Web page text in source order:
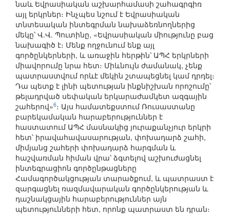
նաև Եվրասիական աշխարհամասի շահագրգիռ
այլ երկրներ։ Ինչպես նշում է Եվրասիական
տնտեսական ինտեգրման նախաձեռնողներից
մեկը՝ Վ.Վ. Պուտինը, «Եվրասիական միությունը բաց
նախագիծ է։ Մենք ողջունում ենք այլ
գործընկերների, և առաջին հերթին՝ ԱՊՀ երկրների
միավորումը նրա հետ։ Միևնույն ժամանակ, չենք
պատրաստվում որևէ մեկին շտապեցնել կամ դրդել։
Դա պետք է լինի պետության ինքնիշխան որոշումը՝
թելադրված սեփական երկարաժամկետ ազգային
շահերով»6։ Այս համատեքստում Ռուսաստանը
բարեկամական հարաբերություններ է
հաստատում ԱՊՀ մասնակից յուրաքանչյուր երկրի
հետ՝ իրավահավասարության, փոխադարձ շահի,
միմյանց շահերի փոխադարձ հարգման և
հաշվառման հիման վրա՝ ձգտելով աշխուժացնել
ինտեգրացիոն գործընթացները
Համագործակցության տարածքում, և պատրաստ է
զարգացնել ռազմավարական գործընկերության և
դաշնակցային հարաբերություններ այն
պետությունների հետ, որոնք պատրաստ են դրան։